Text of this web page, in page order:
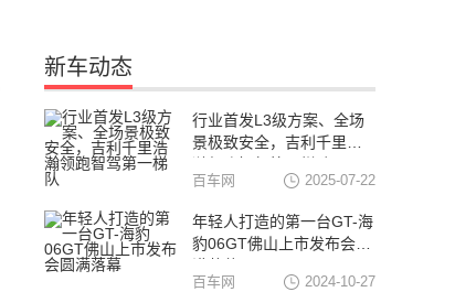
新车动态
行业首发L3级方案、全场
景极致安全，吉利千里浩
百车网 2025-07-22
年轻人打造的第一台GT-海
豹06GT佛山上市发布会圆
百车网 2024-10-27